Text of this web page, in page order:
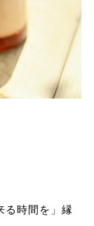
る時間を」縁